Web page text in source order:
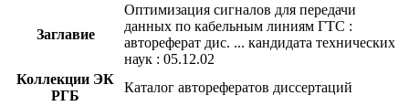
Заглавие
Оптимизация сигналов для передачи
данных по кабельным линиям ГТС :
автореферат дис. ... кандидата технических
наук : 05.12.02
Коллекции ЭК
РГБ
Каталог авторефератов диссертаций